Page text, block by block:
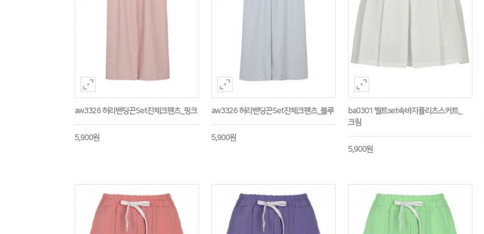
aw3326 허리밴딩끈Set잔체크팬츠_핑크
5,900원
aw3326 허리밴딩끈Set잔체크팬츠_블루
5,900원
ba0301 벨트set속바지플리츠스커트_
크림
5,900원